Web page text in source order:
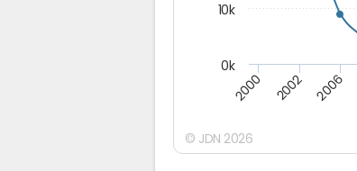
2000 2002 2006
0k
10k
© JDN 2026